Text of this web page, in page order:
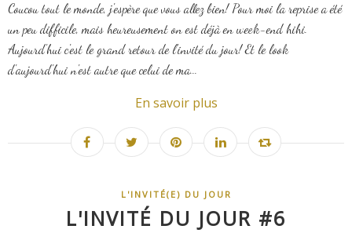
Coucou tout le monde, j'espère que vous allez bien! Pour moi la reprise a été
un peu difficile, mais heureusement on est déjà en week-end hihi.
Aujourd'hui c'est le grand retour de l'invité du jour! Et le look
d'aujourd'hui n'est autre que celui de ma...
En savoir plus
L'INVITÉ(E) DU JOUR
L'INVITÉ DU JOUR #6